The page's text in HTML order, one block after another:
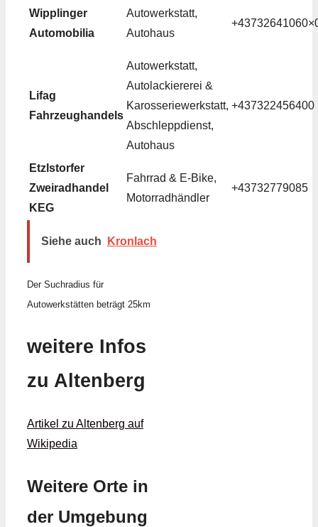
Wipplinger
Automobilia
Autowerkstatt,
Autohaus
Lifag
Fahrzeughandels
Autowerkstatt,
Autolackiererei &
Karosseriewerkstatt,
Abschleppdienst,
Autohaus
+437322456400
Etzlstorfer
Zweiradhandel
KEG
Fahrrad & E-Bike,
Motorradhändler
+43732779085
Siehe auch Kronlach
Der Suchradius für
Autowerkstätten beträgt 25km
weitere Infos
zu Altenberg
Artikel zu Altenberg auf
Wikipedia
Weitere Orte in
der Umgebung